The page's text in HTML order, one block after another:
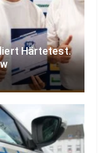
Härtetest.